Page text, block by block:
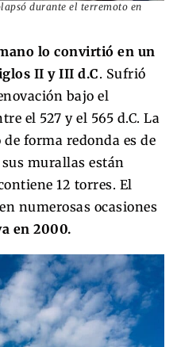
durante el terremoto en
lo convirtió en un
II y III d.C. Sufrió
bajo el
el 527 y el 565 d.C. La
forma redonda es de
murallas están
12 torres. El
numerosas ocasiones
en 2000.